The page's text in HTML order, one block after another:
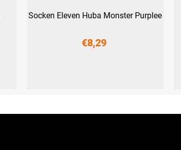
Socken Eleven Huba Monster Purplee
€8,29